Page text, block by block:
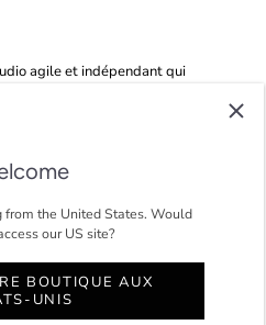
agile et indépendant qui
from the United States. Would
our US site?
BOUTIQUE AUX
UNIS